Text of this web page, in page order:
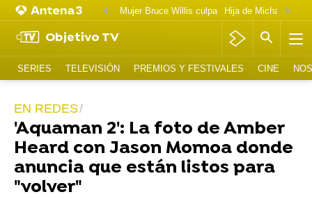
Mujer Bruce Willis culpa
Objetivo TV
SERIES TELEVISIÓN PREMIOS Y FESTIVALES CINE
EN REDES
'Aquaman 2': La foto de Amber
Heard con Jason Momoa donde
anuncia que están listos para
"volver"